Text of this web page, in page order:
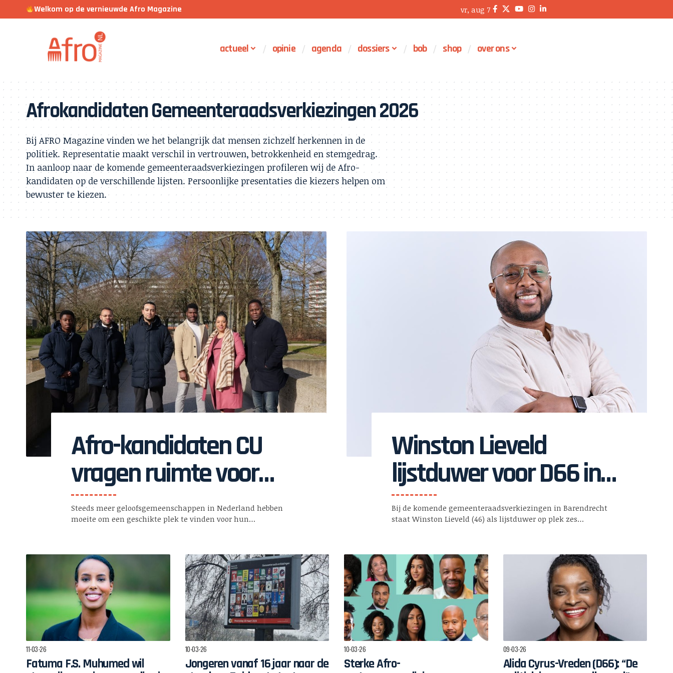
Welkom op de vernieuwde Afro Magazine vr, aug 7
actueel opinie agenda dossiers bob shop over ons
Afrokandidaten Gemeenteraadsverkiezingen 2026
Bij AFRO Magazine vinden we het belangrijk dat mensen zichzelf herkennen in de
politiek. Representatie maakt verschil in vertrouwen, betrokkenheid en stemgedrag.
In aanloop naar de komende gemeenteraadsverkiezingen profileren wij de Afro-
kandidaten op de verschillende lijsten. Persoonlijke presentaties die kiezers helpen om
bewuster te kiezen.
Afro-kandidaten CU
vragen ruimte voor
kerken
Steeds meer geloofsgemeenschappen in Nederland hebben
moeite om een geschikte plek te vinden voor hun…
Winston Lieveld
lijstduwer voor D66 in
Barendrecht: “Politiek
begint bij
betrokkenheid”
Bij de komende gemeenteraadsverkiezingen in Barendrecht
staat Winston Lieveld (46) als lijstduwer op plek zes…
11-03-26
Fatuma F.S. Muhumed wil
10-03-26
Jongeren vanaf 16 jaar naar de
10-03-26
Sterke Afro-
09-03-26
Alida Cyrus-Vreden (D66): “De